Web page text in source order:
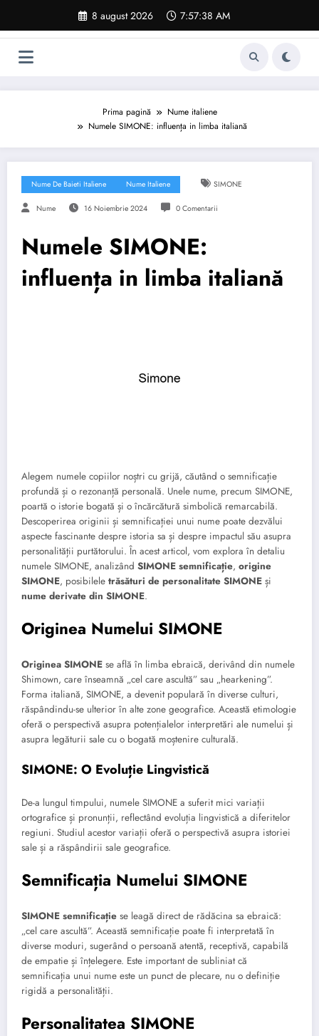
conținut
8 august 2026 7:57:39 AM
Prima pagină
Nume italiene
Numele SIMONE: influența in limba italiană
Nume De Baieti Italiene Nume Italiene SIMONE
Nume 16 Noiembrie 2024 0 Comentarii
Numele SIMONE:
influența in limba italiană
Alegem numele copiilor noștri cu grijă, căutând o semnificație
profundă și o rezonanță personală. Unele nume, precum SIMONE,
poartă o istorie bogată și o încărcătură simbolică remarcabilă.
Descoperirea originii și semnificației unui nume poate dezvălui
aspecte fascinante despre istoria sa și despre impactul său asupra
personalității purtătorului. În acest articol, vom explora în detaliu
numele SIMONE, analizând SIMONE semnificație, origine
SIMONE, posibilele trăsături de personalitate SIMONE și
nume derivate din SIMONE.
Originea Numelui SIMONE
Originea SIMONE se află în limba ebraică, derivând din numele
Shimown, care înseamnă „cel care ascultă” sau „hearkening”.
Forma italiană, SIMONE, a devenit populară în diverse culturi,
răspândindu-se ulterior în alte zone geografice. Această etimologie
oferă o perspectivă asupra potențialelor interpretări ale numelui și
asupra legăturii sale cu o bogată moștenire culturală.
SIMONE: O Evoluție Lingvistică
De-a lungul timpului, numele SIMONE a suferit mici variații
ortografice și pronunții, reflectând evoluția lingvistică a diferitelor
regiuni. Studiul acestor variații oferă o perspectivă asupra istoriei
sale și a răspândirii sale geografice.
Semnificația Numelui SIMONE
SIMONE semnificație se leagă direct de rădăcina sa ebraică:
„cel care ascultă”. Această semnificație poate fi interpretată în
diverse moduri, sugerând o persoană atentă, receptivă, capabilă
de empatie și înțelegere. Este important de subliniat că
semnificația unui nume este un punct de plecare, nu o definiție
rigidă a personalității.
Personalitatea SIMONE